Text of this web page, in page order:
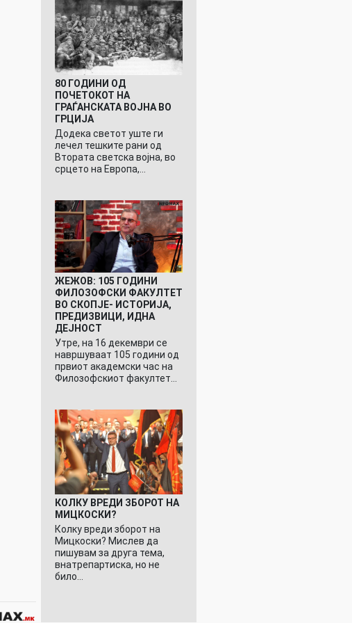
80 ГОДИНИ ОД
ПОЧЕТОКОТ НА
ГРАЃАНСКАТА ВОЈНА ВО
ГРЦИЈА
Додека светот уште ги
лечел тешките рани од
Втората светска војна, во
срцето на Европа,…
ЖЕЖОВ: 105 ГОДИНИ
ФИЛОЗОФСКИ ФАКУЛТЕТ
ВО СКОПЈЕ- ИСТОРИЈА,
ПРЕДИЗВИЦИ, ИДНА
ДЕЈНОСТ
Утре, на 16 декември се
навршуваат 105 години од
првиот академски час на
Филозофскиот факултет…
КОЛКУ ВРЕДИ ЗБОРОТ НА
МИЦКОСКИ?
Колку вреди зборот на
Мицкоски? Мислев да
пишувам за друга тема,
внатрепартиска, но не
било…